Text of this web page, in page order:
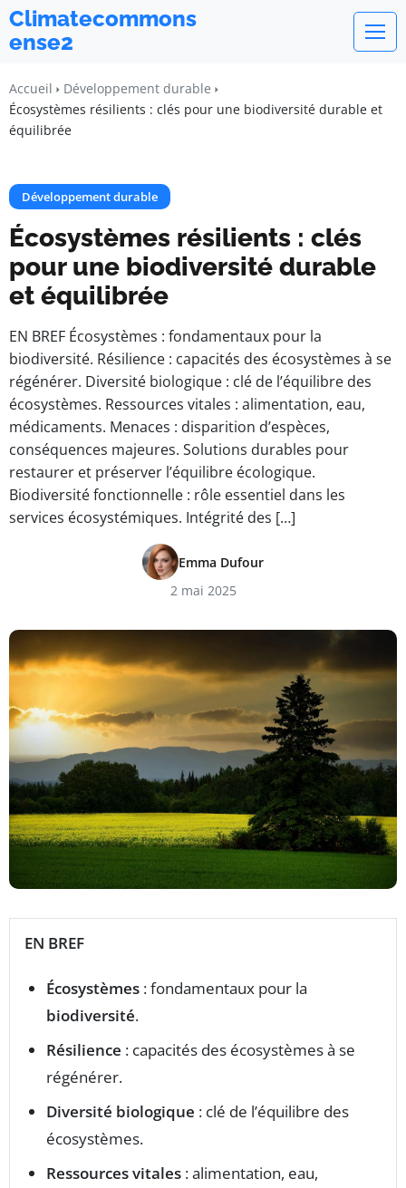
Climatecommons
ense2
Accueil
Développement durable
Écosystèmes résilients : clés pour une biodiversité durable et
équilibrée
Développement durable
Écosystèmes résilients : clés
pour une biodiversité durable
et équilibrée
EN BREF Écosystèmes : fondamentaux pour la
biodiversité. Résilience : capacités des écosystèmes à se
régénérer. Diversité biologique : clé de l’équilibre des
écosystèmes. Ressources vitales : alimentation, eau,
médicaments. Menaces : disparition d’espèces,
conséquences majeures. Solutions durables pour
restaurer et préserver l’équilibre écologique.
Biodiversité fonctionnelle : rôle essentiel dans les
services écosystémiques. Intégrité des […]
Emma Dufour
2 mai 2025
EN BREF
Écosystèmes : fondamentaux pour la
biodiversité.
Résilience : capacités des écosystèmes à se
régénérer.
Diversité biologique : clé de l’équilibre des
écosystèmes.
Ressources vitales : alimentation, eau,